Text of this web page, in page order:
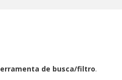
de busca/filtro.